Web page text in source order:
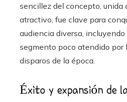
sencillez del concepto, unida
atractivo, fue clave para
audiencia diversa, incluyendo
segmento poco atendido por
disparos de la época.
Éxito y expansión de